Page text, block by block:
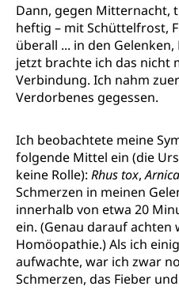
Dann, gegen Mitternacht,
heftig – mit Schüttelfrost,
überall ... in den
jetzt brachte ich das nicht
Verbindung. Ich nahm
Verdorbenes gegessen.
Ich beobachtete meine
folgende Mittel ein (die
keine Rolle): Rhus tox,Arnica
Schmerzen in meinen
innerhalb von etwa 20
ein. (Genau darauf
Homöopathie.) Als ich
aufwachte, war ich zwar
Schmerzen, das Fieber